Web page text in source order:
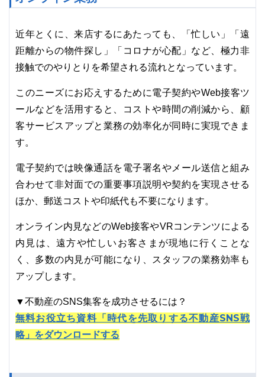
近年とくに、来店するにあたっても、「忙しい」「遠
距離からの物件探し」「コロナが心配」など、極力非
接触でのやりとりを希望される流れとなっています。
このニーズにお応えするために電子契約やWeb接客ツ
ールなどを活用すると、コストや時間の削減から、顧
客サービスアップと業務の効率化が同時に実現できま
す。
電子契約では映像通話を電子署名やメール送信と組み
合わせて非対面での重要事項説明や契約を実現させる
ほか、郵送コストや印紙代も不要になります。
オンライン内見などのWeb接客やVRコンテンツによる
内見は、遠方や忙しいお客さまが現地に行くことな
く、多数の内見が可能になり、スタッフの業務効率も
アップします。
▼不動産のSNS集客を成功させるには？
無料お役立ち資料「時代を先取りする不動産SNS戦
略」をダウンロードする